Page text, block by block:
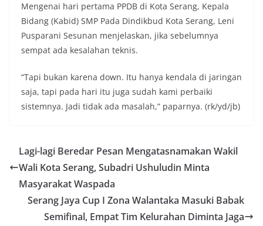
Mengenai hari pertama PPDB di Kota Serang, Kepala
Bidang (Kabid) SMP Pada Dindikbud Kota Serang, Leni
Pusparani Sesunan menjelaskan, jika sebelumnya
sempat ada kesalahan teknis.
“Tapi bukan karena down. Itu hanya kendala di jaringan
saja, tapi pada hari itu juga sudah kami perbaiki
sistemnya. Jadi tidak ada masalah,” paparnya. (rk/yd/jb)
Lagi-lagi Beredar Pesan Mengatasnamakan Wakil
Wali Kota Serang, Subadri Ushuludin Minta
Masyarakat Waspada
Serang Jaya Cup I Zona Walantaka Masuki Babak
Semifinal, Empat Tim Kelurahan Diminta Jaga